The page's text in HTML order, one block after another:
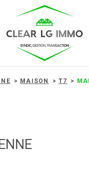
MAISON T7